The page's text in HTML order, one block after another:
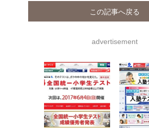
この記事へ戻る
advertisement